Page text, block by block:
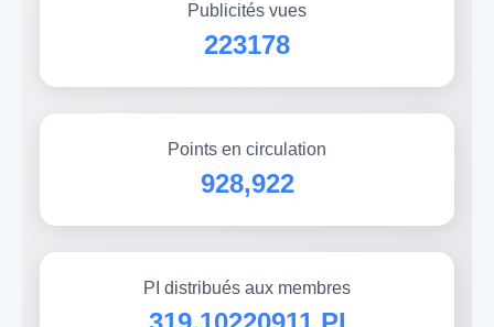
Publicités vues
223178
Points en circulation
928,922
PI distribués aux membres